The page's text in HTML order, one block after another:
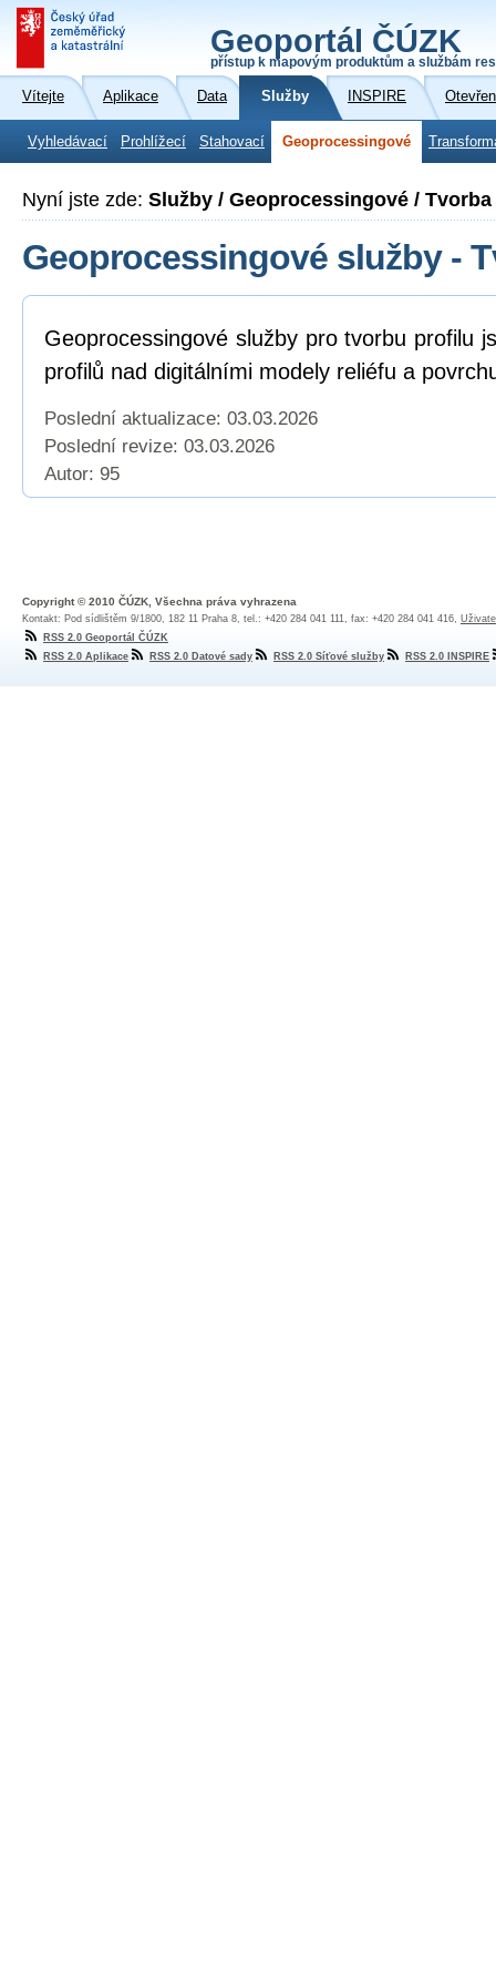
Geoportál ČÚZK
přístup k mapovým produktům a službám
Vítejte Aplikace Data Služby INSPIRE
Vyhledávací Prohlížecí Stahovací Geoprocessingové
Nyní jste zde: Služby / Geoprocessingové /
Geoprocessingové služby -
Geoprocessingové služby pro tvorbu profilu
profilů nad digitálními modely reliéfu a
Poslední aktualizace: 03.03.2026
Poslední revize: 03.03.2026
Autor: 95
Copyright © 2010 ČÚZK, Všechna práva vyhrazena
Kontakt: Pod sídlištěm 9/1800, 182 11 Praha 8, tel.: +420 284 041 111, fax: +420 284 041 416,
RSS 2.0 Geoportál ČÚZK
RSS 2.0 Aplikace
RSS 2.0 Datové sady RSS 2.0 Síťové služby RSS 2.0 INSPIRE